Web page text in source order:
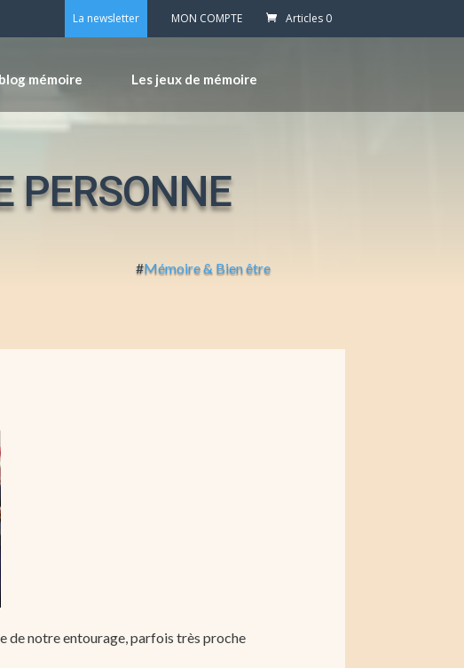
La newsletter MON COMPTE Articles 0
mémoire Les jeux de mémoire
PERSONNE
#Mémoire & Bien être
de notre entourage, parfois très proche